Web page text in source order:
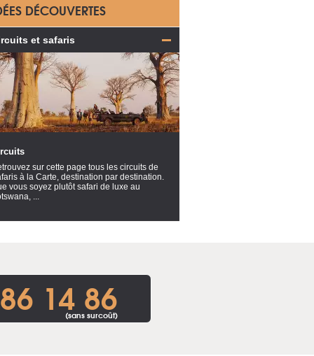
DÉCOUVERTES
et safaris
sur cette page tous les circuits de
à la Carte, destination par destination.
vous soyez plutôt safari de luxe au
...
14 86
(sans surcoût)